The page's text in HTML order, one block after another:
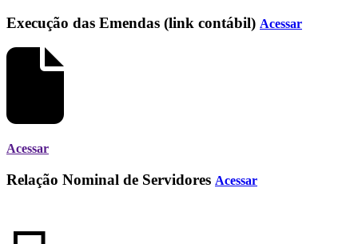
Execução das Emendas (link contábil) Acessar
Acessar
Relação Nominal de Servidores Acessar